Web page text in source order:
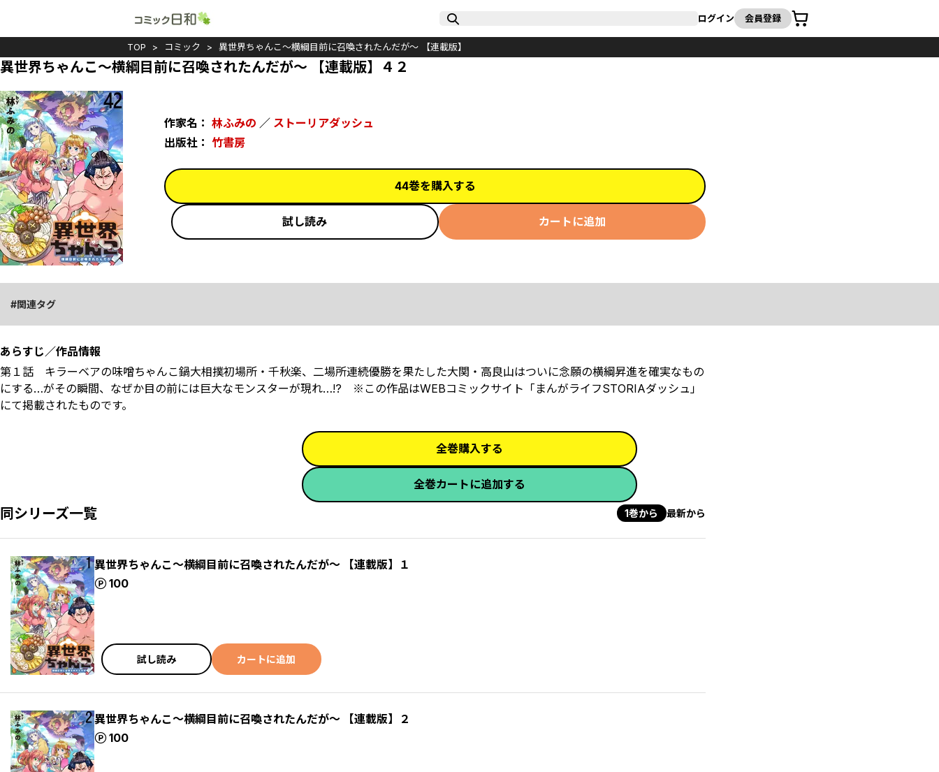
ログイン 会員登録
カート
TOP コミック 異世界ちゃんこ～横綱目前に召喚されたんだが～ 【連載版】
異世界ちゃんこ～横綱目前に召喚されたんだが～ 【連載版】４２
作家名： 林ふみの ／ ストーリアダッシュ
出版社： 竹書房
44巻を購入する
試し読み カートに追加
関連タグ
あらすじ／作品情報
第１話 キラーベアの味噌ちゃんこ鍋大相撲初場所・千秋楽、二場所連続優勝を果たした大関・高良山はついに念願の横綱昇進を確実なもの
にする…がその瞬間、なぜか目の前には巨大なモンスターが現れ…!? ※この作品はWEBコミックサイト「まんがライフSTORIAダッシュ」
にて掲載されたものです。
全巻購入する
全巻カートに追加する
同シリーズ一覧 1巻から 最新から
異世界ちゃんこ～横綱目前に召喚されたんだが～ 【連載版】１
100
ポイント
試し読み カートに追加
異世界ちゃんこ～横綱目前に召喚されたんだが～ 【連載版】２
100
ポイント